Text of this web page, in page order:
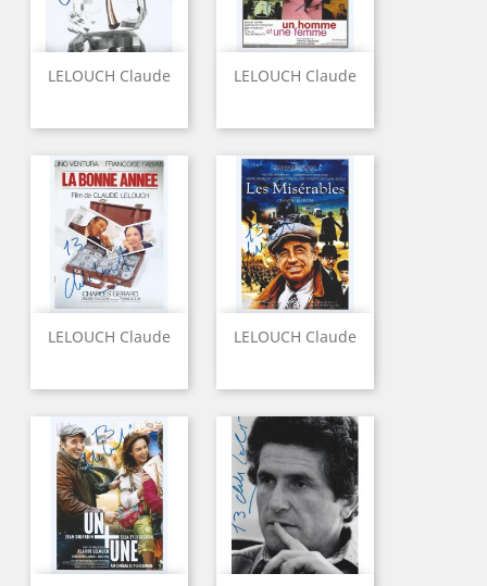
LELOUCH Claude LELOUCH Claude
LELOUCH Claude LELOUCH Claude